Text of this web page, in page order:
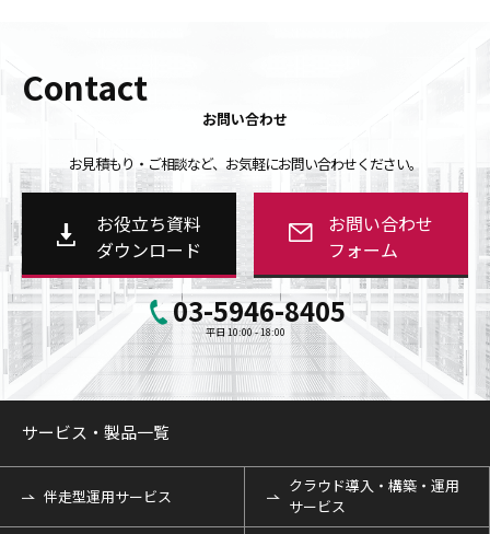
Contact
お問い合わせ
お見積もり・ご相談など、お気軽にお問い合わせください。
お役立ち資料
ダウンロード
お問い合わせ
フォーム
03-5946-8405
平日 10:00 - 18:00
サービス・製品一覧
伴走型運用サービス
クラウド導入・構築・運用
サービス